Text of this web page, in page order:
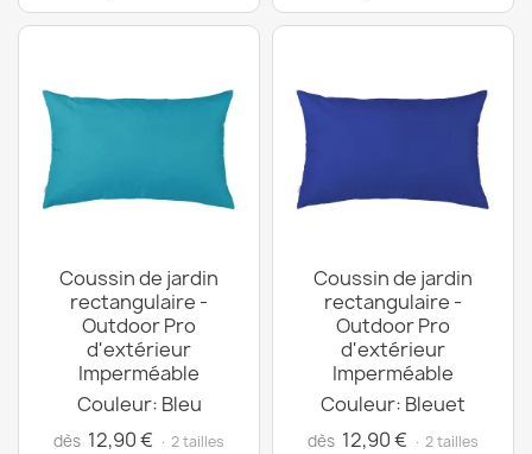
Coussin de jardin
rectangulaire -
Outdoor Pro
d'extérieur
Imperméable
Couleur: Bleu
dès 12,90 € · 2 tailles
Coussin de jardin
rectangulaire -
Outdoor Pro
d'extérieur
Imperméable
Couleur: Bleuet
dès 12,90 € · 2 tailles